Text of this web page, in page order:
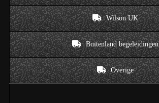
Wilson UK
Buitenland begeleidingen
Overige